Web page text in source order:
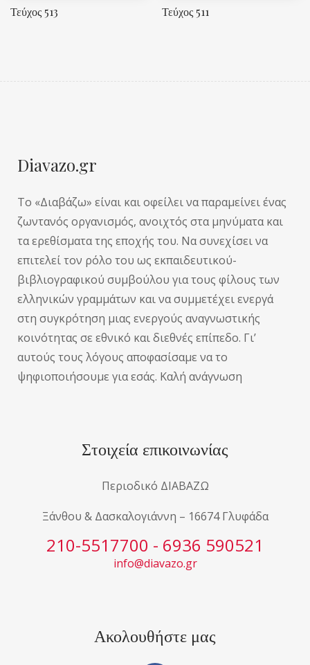
Τεύχος 513 Τεύχος 511
Diavazo.gr
Το «Διαβάζω» είναι και οφείλει να παραμείνει ένας
ζωντανός οργανισμός, ανοιχτός στα μηνύματα και
τα ερεθίσματα της εποχής του. Να συνεχίσει να
επιτελεί τον ρόλο του ως εκπαιδευτικού-
βιβλιογραφικού συμβούλου για τους φίλους των
ελληνικών γραμμάτων και να συμμετέχει ενεργά
στη συγκρότηση μιας ενεργούς αναγνωστικής
κοινότητας σε εθνικό και διεθνές επίπεδο. Γι’
αυτούς τους λόγους αποφασίσαμε να το
ψηφιοποιήσουμε για εσάς. Καλή ανάγνωση
Στοιχεία επικοινωνίας
Περιοδικό ΔΙΑΒΑΖΩ
Ξάνθου & Δασκαλογιάννη – 16674 Γλυφάδα
210-5517700 - 6936 590521
info@diavazo.gr
Ακολουθήστε μας